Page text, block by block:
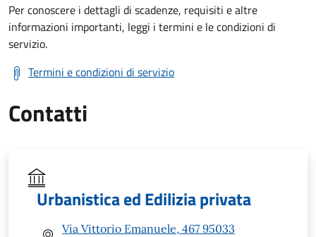
Per conoscere i dettagli di scadenze, requisiti e altre
informazioni importanti, leggi i termini e le condizioni di
servizio.
Termini e condizioni di servizio
Contatti
Urbanistica ed Edilizia privata
Via Vittorio Emanuele, 467 95033